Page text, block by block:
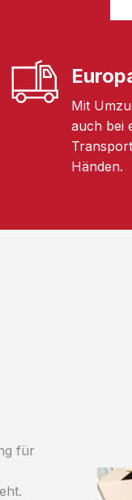
Mit
auch bei
Händen.
für